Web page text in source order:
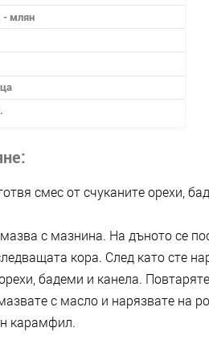
- млян
смес от счуканите орехи,
с мазнина. На дъното се
кора. След като сте
бадеми и канела.
с масло и нарязвате на
карамфил.